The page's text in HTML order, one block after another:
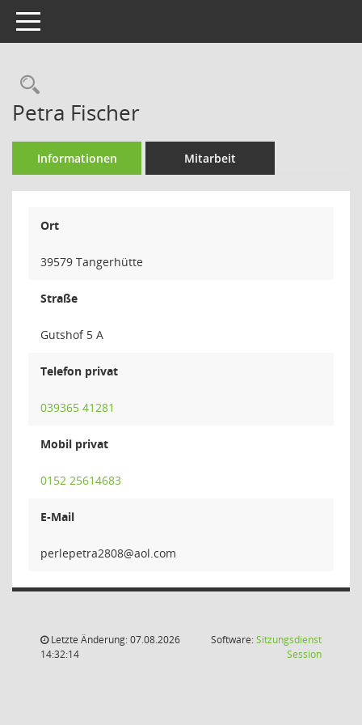
Toggle navigation
Rechercheauswahl
Petra Fischer
Informationen Mitarbeit
Ort
39579 Tangerhütte
Straße
Gutshof 5 A
Telefon privat
039365 41281
Mobil privat
0152 25614683
E-Mail
8082art
Letzte Änderung: 07.08.2026
14:32:14
Software:Sitzungsdienst
Session(Wird in